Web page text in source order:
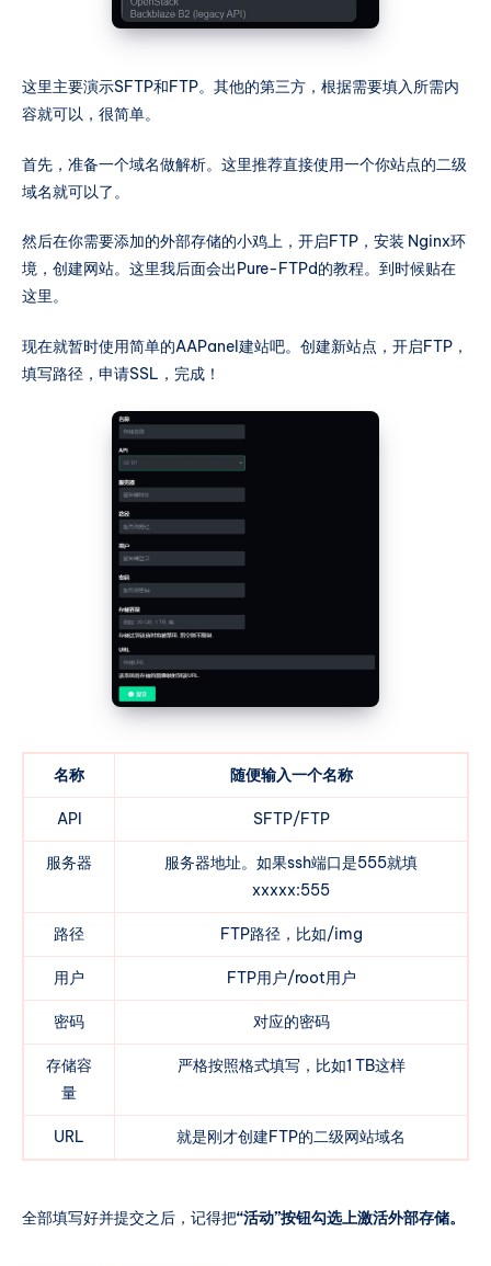
这里主要演示SFTP和FTP。其他的第三方，根据需要填入所需内
容就可以，很简单。
首先，准备一个域名做解析。这里推荐直接使用一个你站点的二级
域名就可以了。
然后在你需要添加的外部存储的小鸡上，开启FTP，安装 Nginx环
境，创建网站。这里我后面会出Pure-FTPd的教程。到时候贴在
这里。
现在就暂时使用简单的AAPanel建站吧。创建新站点，开启FTP，
填写路径，申请SSL，完成！
名称 随便输入一个名称
API SFTP/FTP
服务器
服务器地址。如果ssh端口是555就填
xxxxx:555
路径 FTP路径，比如/img
用户 FTP用户/root用户
密码 对应的密码
存储容
量
严格按照格式填写，比如1 TB这样
URL 就是刚才创建FTP的二级网站域名
全部填写好并提交之后，记得把“活动”按钮勾选上激活外部存储。